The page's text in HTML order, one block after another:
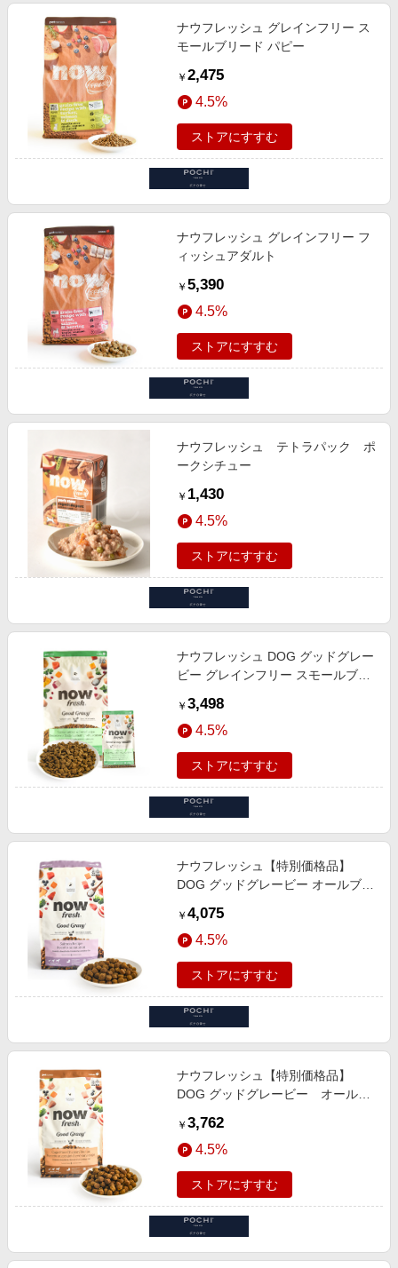
ナウフレッシュ グレインフリー ス
モールブリード パピー
￥ 2,475
4.5%
ストアにすすむ
ナウフレッシュ グレインフリー フ
ィッシュアダルト
￥ 5,390
4.5%
ストアにすすむ
ナウフレッシュ テトラパック ポ
ークシチュー
￥ 1,430
4.5%
ストアにすすむ
ナウフレッシュ DOG グッドグレー
ビー グレインフリー スモールブリ
＆ダックレシピ
￥ 3,498
4.5%
ストアにすすむ
ナウフレッシュ【特別価格品】
DOG グッドグレービー オールブリ
￥ 4,075
4.5%
ストアにすすむ
ナウフレッシュ【特別価格品】
DOG グッドグレービー オールブ
1.59kg
￥ 3,762
4.5%
ストアにすすむ